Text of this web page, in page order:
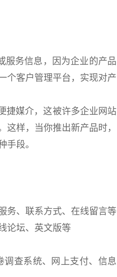
服务信息，因为企业的产品
个客户管理平台，实现对产
捷媒介，这被许多企业网站
样，当你推出新产品时，
手段。
务、联系方式、在线留言等
论坛、英文版等
查系统、网上支付、信息